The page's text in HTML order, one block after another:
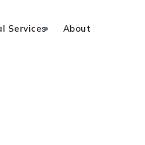
Services About